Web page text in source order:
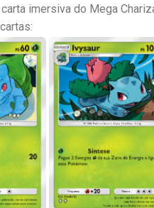
imersiva do Mega